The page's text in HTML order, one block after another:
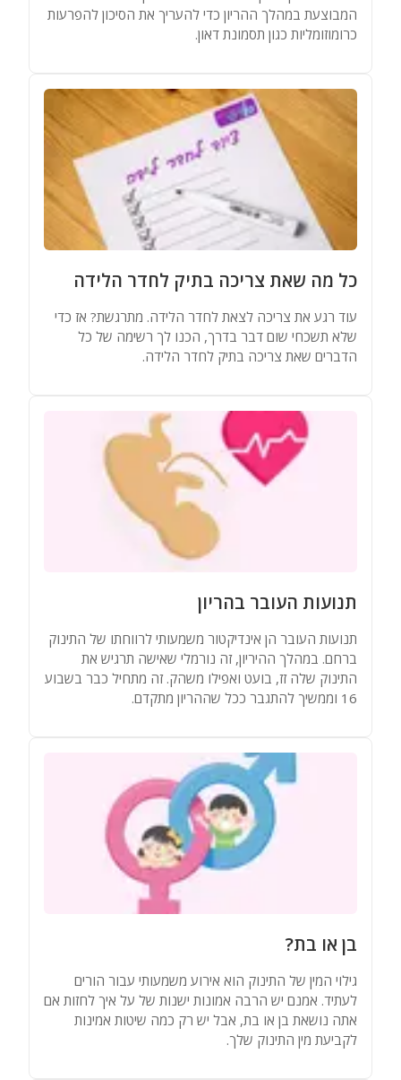
המבוצעת במהלך ההריון כדי להעריך את הסיכון להפרעות
כרומוזומליות כגון תסמונת דאון.
כל מה שאת צריכה בתיק לחדר הלידה
עוד רגע את צריכה לצאת לחדר הלידה. מתרגשת? אז כדי
שלא תשכחי שום דבר בדרך, הכנו לך רשימה של כל
הדברים שאת צריכה בתיק לחדר הלידה.
תנועות העובר בהריון
תנועות העובר הן אינדיקטור משמעותי לרווחתו של התינוק
ברחם. במהלך ההיריון, זה נורמלי שאישה תרגיש את
התינוק שלה זז, בועט ואפילו משהק. זה מתחיל כבר בשבוע
16 וממשיך להתגבר ככל שההריון מתקדם.
בן או בת?
גילוי המין של התינוק הוא אירוע משמעותי עבור הורים
לעתיד. אמנם יש הרבה אמונות ישנות של על איך לחזות אם
אתה נושאת בן או בת, אבל יש רק כמה שיטות אמינות
לקביעת מין התינוק שלך.